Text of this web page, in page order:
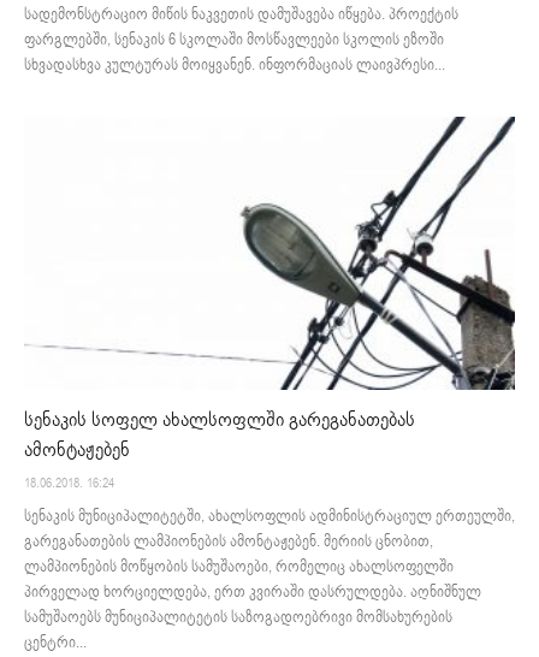
სადემონსტრაციო მიწის ნაკვეთის დამუშავება იწყება. პროექტის
ფარგლებში, სენაკის 6 სკოლაში მოსწავლეები სკოლის ეზოში
სხვადასხვა კულტურას მოიყვანენ. ინფორმაციას ლაივპრესი...
სენაკის სოფელ ახალსოფლში გარეგანათებას
ამონტაჟებენ
18.06.2018. 16:24
სენაკის მუნიციპალიტეტში, ახალსოფლის ადმინისტრაციულ ერთეულში,
გარეგანათების ლამპიონების ამონტაჟებენ. მერიის ცნობით,
ლამპიონების მოწყობის სამუშაოები, რომელიც ახალსოფელში
პირველად ხორციელდება, ერთ კვირაში დასრულდება. აღნიშნულ
სამუშაოებს მუნიციპალიტეტის საზოგადოებრივი მომსახურების
ცენტრი...